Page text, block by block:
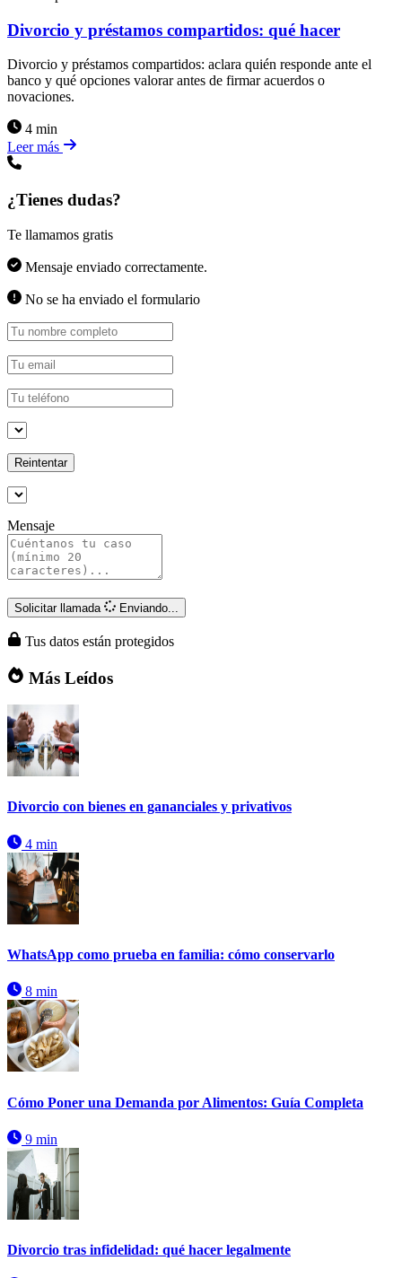
Divorcio y préstamos compartidos: qué hacer
Divorcio y préstamos compartidos: aclara quién responde ante el
banco y qué opciones valorar antes de firmar acuerdos o
novaciones.
4 min
Leer más
¿Tienes dudas?
Te llamamos gratis
Mensaje enviado correctamente.
No se ha enviado el formulario
Reintentar
Mensaje
Solicitar llamada Enviando...
Tus datos están protegidos
Más Leídos
Divorcio con bienes en gananciales y privativos
4 min
WhatsApp como prueba en familia: cómo conservarlo
8 min
Cómo Poner una Demanda por Alimentos: Guía Completa
9 min
Divorcio tras infidelidad: qué hacer legalmente